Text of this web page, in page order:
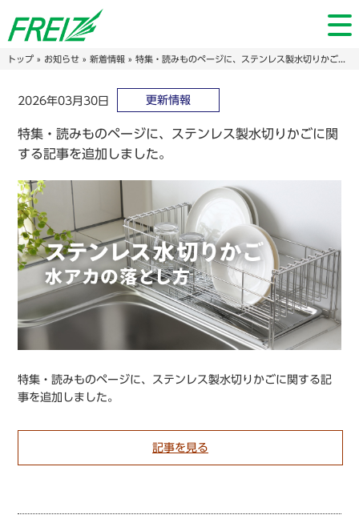
トップ» お知らせ» 新着情報» 特集・読みものページに、ステンレス製水切りかごに関する記事を追加しました。
2026年03月30日 更新情報
特集・読みものページに、ステンレス製水切りかごに関
する記事を追加しました。
特集・読みものページに、ステンレス製水切りかごに関する記
事を追加しました。
記事を見る